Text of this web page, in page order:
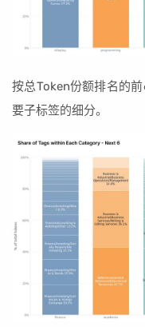
按总Token份额排名的
要子标签的细分。